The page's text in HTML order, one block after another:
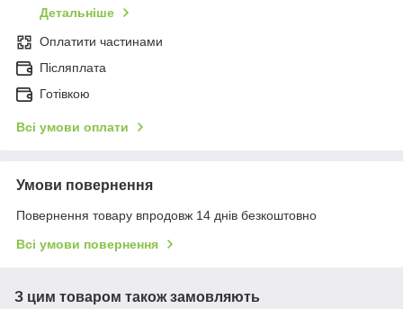
Детальніше
Оплатити частинами
Післяплата
Готівкою
Всі умови оплати
Умови повернення
Повернення товару впродовж 14 днів безкоштовно
Всі умови повернення
З цим товаром також замовляють